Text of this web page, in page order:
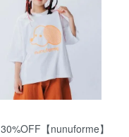
30%OFF【nunuforme】